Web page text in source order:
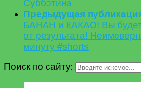
Субботина
Предыдущая
БАНАН и КАКАО! Вы
от результата!
минуту #shorts
Поиск по сайту: